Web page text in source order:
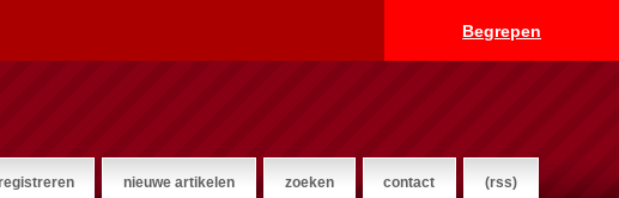
Begrepen
nieuwe artikelen zoeken contact (rss)